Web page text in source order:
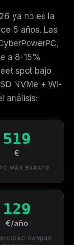
ya no es la
5 años. Las
a 8-15%
spot bajo
NVMe + Wi-
análisis:
519
€
MÁS BARATO
129
€/año
GAMING